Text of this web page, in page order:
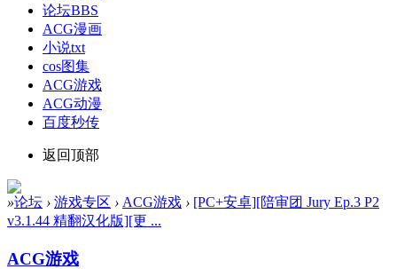
论坛BBS
ACG漫画
小说txt
cos图集
ACG游戏
ACG动漫
百度秒传
返回顶部
»论坛 › 游戏专区 › ACG游戏 › [PC+安卓][陪审团 Jury Ep.3 P2
v3.1.44 精翻汉化版][更 ...
ACG游戏